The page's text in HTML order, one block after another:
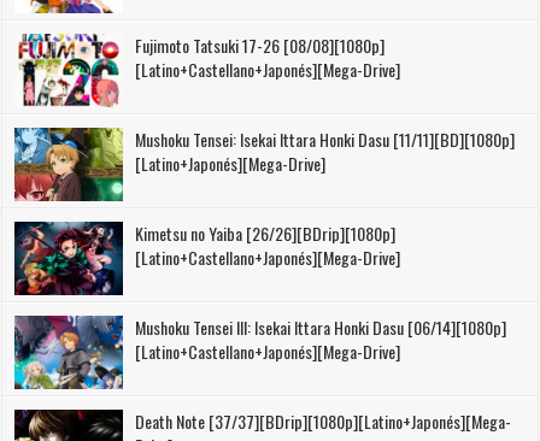
Fujimoto Tatsuki 17-26 [08/08][1080p]
[Latino+Castellano+Japonés][Mega-Drive]
Mushoku Tensei: Isekai Ittara Honki Dasu [11/11][BD][1080p]
[Latino+Japonés][Mega-Drive]
Kimetsu no Yaiba [26/26][BDrip][1080p]
[Latino+Castellano+Japonés][Mega-Drive]
Mushoku Tensei III: Isekai Ittara Honki Dasu [06/14][1080p]
[Latino+Castellano+Japonés][Mega-Drive]
Death Note [37/37][BDrip][1080p][Latino+Japonés][Mega-